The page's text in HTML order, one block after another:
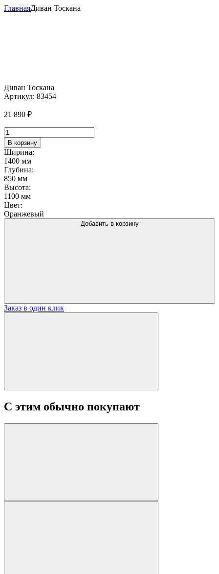
ГлавнаяДиван Тоскана
Диван Тоскана
Артикул: 83454
21 890 ₽
Количество
товара
Диван
Тоскана
В корзину
Ширина:
1400 мм
Глубина:
850 мм
Высота:
1100 мм
Цвет:
Оранжевый
Добавить в корзину
Заказ в один клик
С этим обычно покупают